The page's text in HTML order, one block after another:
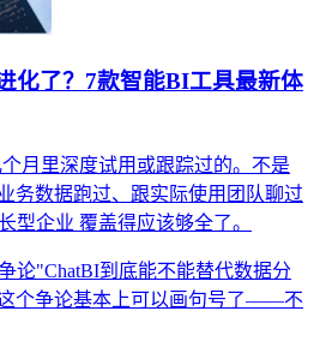
化了？7款智能BI工具最新体
月里深度试用或跟踪过的。不是
务数据跑过、跟实际使用团队聊过
型企业 覆盖得应该够全了。
论"ChatBI到底能不能替代数据分
个争论基本上可以画句号了——不